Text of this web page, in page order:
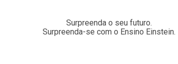
Surpreenda o seu futuro.
Surpreenda-se com o Ensino Einstein.